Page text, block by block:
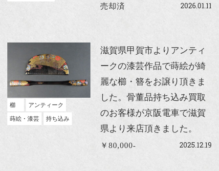
売却済 2026.01.11
櫛
アンティーク
蒔絵・漆芸
持ち込み
滋賀県甲賀市よりアンティ
ークの漆芸作品で蒔絵が綺
麗な櫛・簪をお譲り頂きま
した。骨董品持ち込み買取
のお客様が京阪電車で滋賀
県より来店頂きました。
￥80,000- 2025.12.19